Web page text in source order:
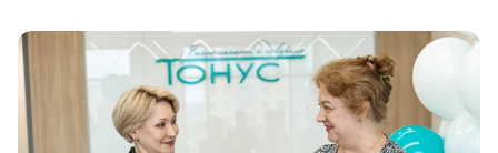
инфраструктуры на принципах цифрового
суверенитета. Об этом на конференции ЦИПР-2026
рассказал директор департамента по работе с
промышленностью Группы Rubytech Алексей
Леонтович.